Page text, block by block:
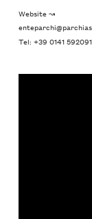
Website ↝
Tel: +39 0141 592091